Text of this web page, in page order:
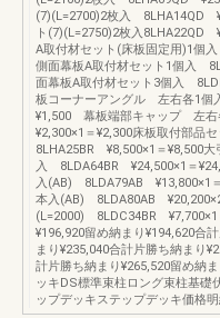
(7)(L=2700)2枚入 8LHA14QD
ト(7)(L=2750)2枚入8LHA22QD
A取付材セット(床板固定用)1個
側面幕板A取付材セット1個入
面幕板A取付材セット3個入
板コーナーアングル 左右各1
¥1,500 幕板端部キャップ 左
¥2,300×1＝¥2,300床板取付部品
8LHA25BR ¥8,500×1＝¥8,500
入 8LDA64BR ¥24,500×1＝
入(AB) 8LDA79AB ¥13,800×1
本入(AB) 8LDA80AB
(L=2000) 8LDC34BR ¥7,700×1
¥196,920留め納まり¥194,620合
まり¥235,040合計片勝ち納まり
計片勝ち納まり¥265,520留め納
ッキDS標準束柱ロング束柱基礎
ップデッキステップデッキ価格